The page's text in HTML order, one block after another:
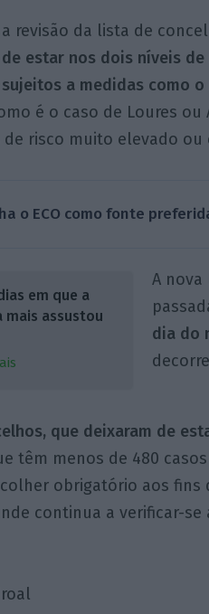
a revisão da lista de
de estar nos dois níveis
sujeitos a medidas como
é o caso de Loures ou
risco muito elevado ou
o ECO como fonte
em que a
mais assustou
A
dia do
que deixaram de
têm menos de 480
obrigatório aos fins
continua a verificar-se